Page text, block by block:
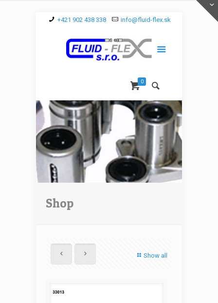
+421 902 438 338 info@fluid-flex.sk
0
Shop
Show all